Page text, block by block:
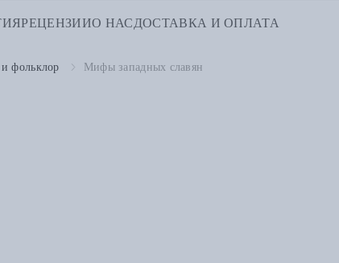
РЕЦЕНЗИИО НАС ДОСТАВКА И ОПЛАТА
фольклор Мифы западных славян